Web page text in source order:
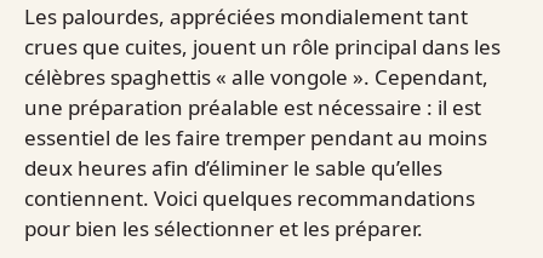
Les palourdes, appréciées mondialement tant
crues que cuites, jouent un rôle principal dans les
célèbres spaghettis « alle vongole ». Cependant,
une préparation préalable est nécessaire : il est
essentiel de les faire tremper pendant au moins
deux heures afin d’éliminer le sable qu’elles
contiennent. Voici quelques recommandations
pour bien les sélectionner et les préparer.